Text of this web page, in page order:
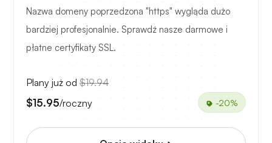
Nazwa domeny poprzedzona "https" wygląda dużo
bardziej profesjonalnie. Sprawdź nasze darmowe i
płatne certyfikaty SSL.
Plany już od $19.94
$15.95/roczny -20%